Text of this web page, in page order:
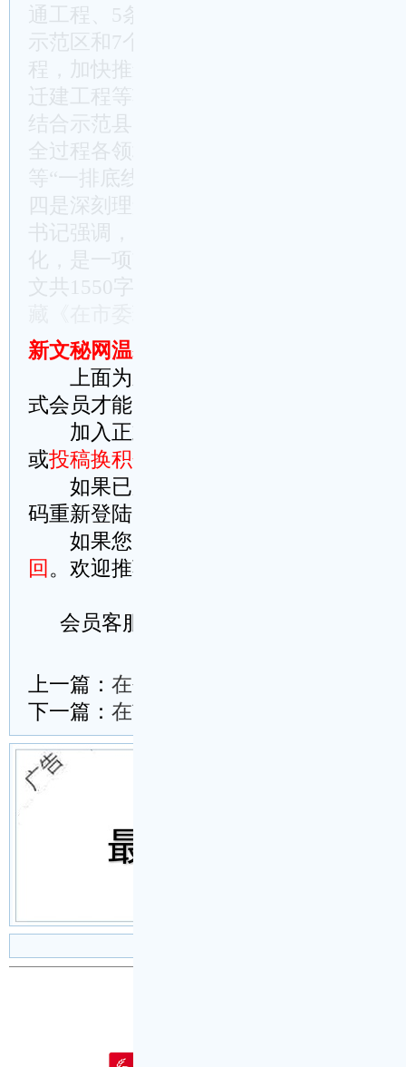
通工程、5条骨干河流“水连路通”工程建
示范区和7个衔接推进区创建任务，深入
程，加快推进**工程技师学院、中心人
迁建工程等项目建设，打造产教融合新
结合示范县。同时，把统筹发展和安全
全过程各领域，坚决守牢
等“一排底线”，营造安全稳定的社会环境
四是深刻理解团结奋斗是推进中国式现
书记强调，团结才能胜利，奋斗才会成
化，是一项前无古人的开创性事业，必
文共1550字，当前仅显示985字，请阅
新文秘网温馨提示：
上面为新文秘网原创文章，稍加修改
式会员才能完整阅读请理解
加入正式会员方法：
或投稿换积分
如果已加入正式会员，请
码重新登陆，或者
如果您刚支付成功而忘记登陆账号，
回 。欢迎推荐本站给您的好友
会员客服微信号：wm114cn
上一篇： 在创建全国文明城市工作推进
下一篇： 在市委审计委员会第三次会议